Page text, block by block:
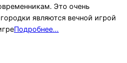
Это очень
являются вечной игрой
Подробнее…